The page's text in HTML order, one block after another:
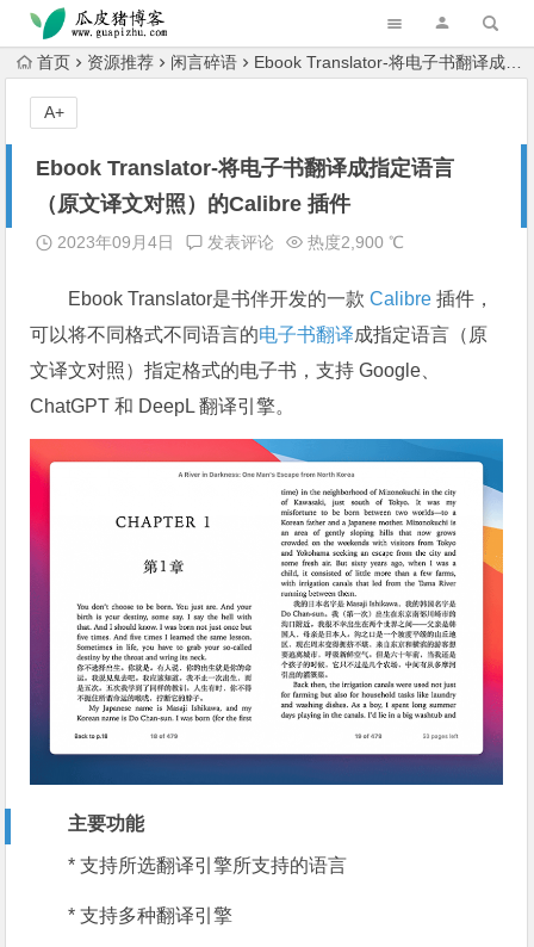
跳转到主内容
首页 资源推荐 闲言碎语 Ebook Translator-将电子书翻译成指定语言（原文译文对照）的Calibre 插件
Ebook Translator-将电子书翻译成指定语言
（原文译文对照）的Calibre 插件
2023年09月4日 发表评论 热度2,900 ℃
Ebook Translator是书伴开发的一款Calibre 插件，
可以将不同格式不同语言的电子书翻译成指定语言（原
文译文对照）指定格式的电子书，支持 Google、
ChatGPT 和 DeepL 翻译引擎。
主要功能
* 支持所选翻译引擎所支持的语言
* 支持多种翻译引擎
A+